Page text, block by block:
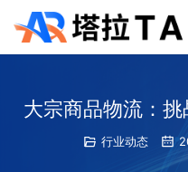
大宗商品物流：
行业动态